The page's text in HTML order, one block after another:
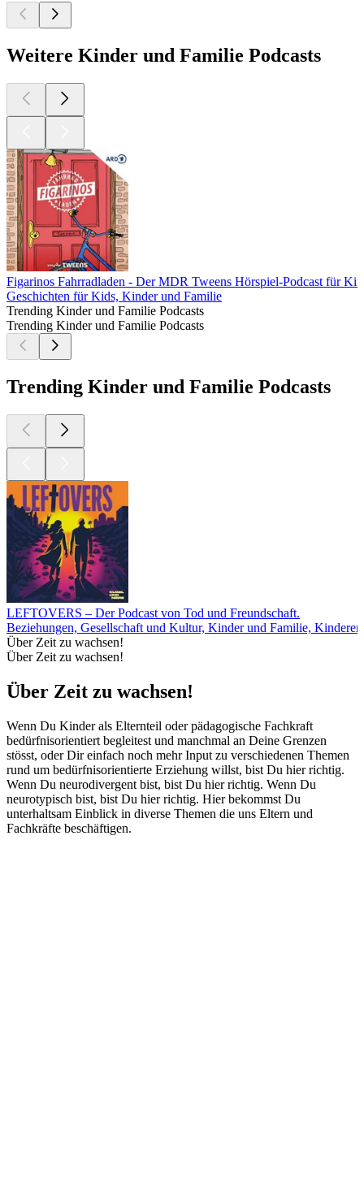
Weitere Kinder und Familie Podcasts
Figarinos Fahrradladen - Der MDR Tweens Hörspiel-Podcast für
Geschichten für Kids, Kinder und Familie
Trending Kinder und Familie Podcasts
Trending Kinder und Familie Podcasts
Trending Kinder und Familie Podcasts
LEFTOVERS – Der Podcast von Tod und Freundschaft.
Beziehungen, Gesellschaft und Kultur, Kinder und Familie,
Über Zeit zu wachsen!
Über Zeit zu wachsen!
Über Zeit zu wachsen!
Wenn Du Kinder als Elternteil oder pädagogische Fachkraft
bedürfnisorientiert begleitest und manchmal an Deine Grenzen
stösst, oder Dir einfach noch mehr Input zu verschiedenen Themen
rund um bedürfnisorientierte Erziehung willst, bist Du hier richtig.
Wenn Du neurodivergent bist, bist Du hier richtig. Wenn Du
neurotypisch bist, bist Du hier richtig. Hier bekommst Du
unterhaltsam Einblick in diverse Themen die uns Eltern und
Fachkräfte beschäftigen.